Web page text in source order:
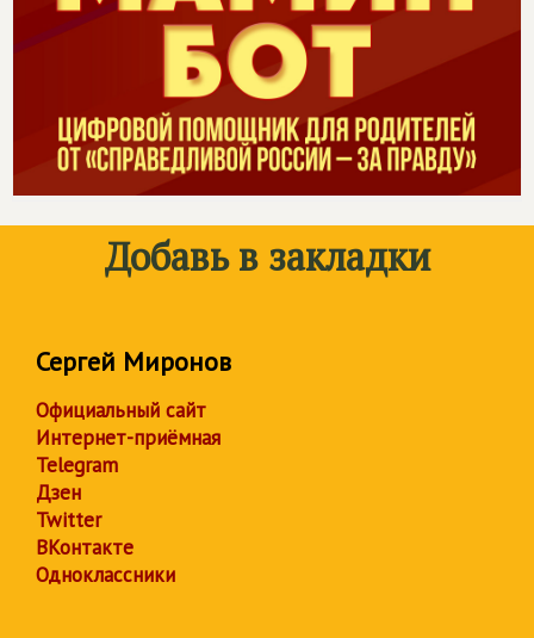
Добавь в закладки
Сергей Миронов
Официальный сайт
Интернет-приёмная
Telegram
Дзен
Twitter
ВКонтакте
Одноклассники